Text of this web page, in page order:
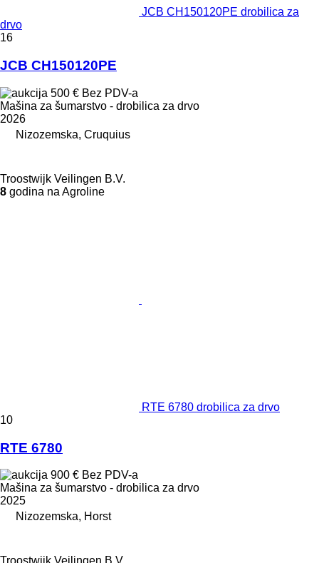
JCB CH150120PE drobilica za
drvo
16
JCB CH150120PE
500 € Bez PDV-a
Mašina za šumarstvo - drobilica za drvo
2026
Nizozemska, Cruquius
Troostwijk Veilingen B.V.
8 godina na Agroline
RTE 6780 drobilica za drvo
10
RTE 6780
900 € Bez PDV-a
Mašina za šumarstvo - drobilica za drvo
2025
Nizozemska, Horst